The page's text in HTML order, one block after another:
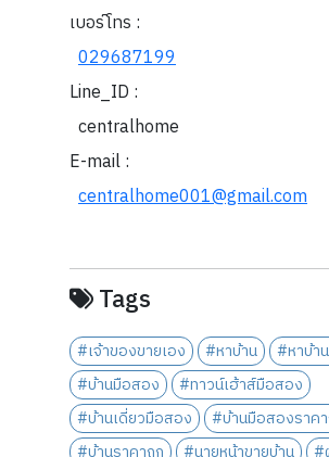
เบอร์โทร :
029687199
Line_ID :
centralhome
E-mail :
centralhome001@gmail.com
Tags
#เจ้าของขายเอง #หาบ้าน
#หาบ้า
#บ้านมือสอง
#ทาวน์เฮ้าส์มือสอง
#บ้านเดี่ยวมือสอง
#บ้านมือสองราค